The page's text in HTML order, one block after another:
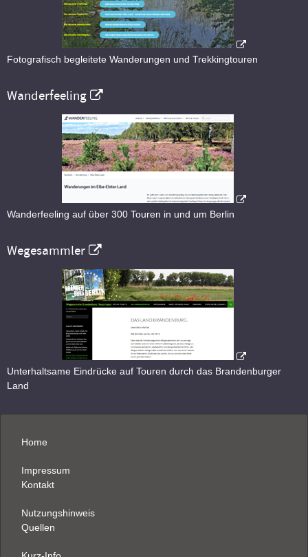
Fotografisch begleitete Wanderungen und Trekkingtouren
Wanderfeeling
Wanderfeeling auf über 300 Touren in und um Berlin
Wegesammler
Unterhaltsame Eindrücke auf Touren durch das Brandenburger
Land
Home
Impressum
Kontakt
Nutzungshinweis
Quellen